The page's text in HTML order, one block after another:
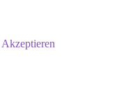
Akzeptieren